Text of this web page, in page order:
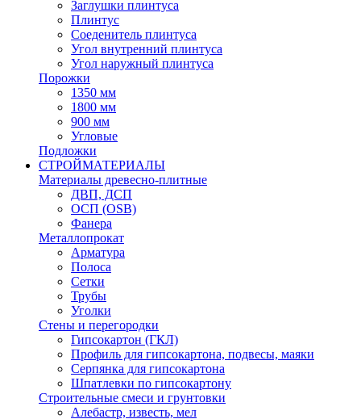
Заглушки плинтуса
Плинтус
Соеденитель плинтуса
Угол внутренний плинтуса
Угол наружный плинтуса
Порожки
1350 мм
1800 мм
900 мм
Угловые
Подложки
СТРОЙМАТЕРИАЛЫ
Материалы древесно-плитные
ДВП, ДСП
ОСП (OSB)
Фанера
Металлопрокат
Арматура
Полоса
Сетки
Трубы
Уголки
Стены и перегородки
Гипсокартон (ГКЛ)
Профиль для гипсокартона, подвесы, маяки
Серпянка для гипсокартона
Шпатлевки по гипсокартону
Строительные смеси и грунтовки
Алебастр, известь, мел